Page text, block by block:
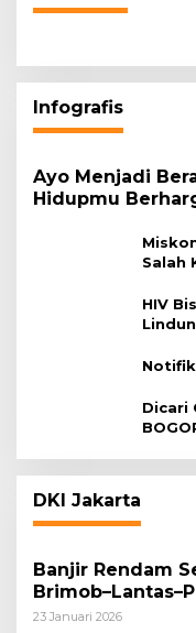
Infografis
Ayo Menjadi
Hidupmu
Salah
HIV
Dicari
DKI Jakarta
Banjir Rendam
Polri Siagakan
23 Januari 2026